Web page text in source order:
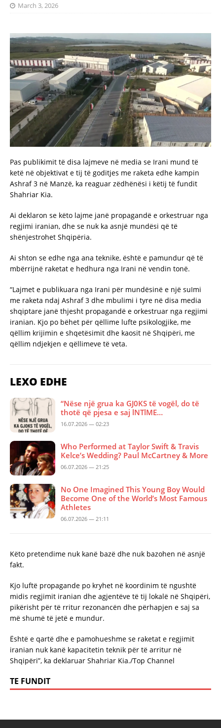
March 3, 2026
Pas publikimit të disa lajmeve në media se Irani mund të
ketë në objektivat e tij të goditjes me raketa edhe kampin
Ashraf 3 në Manzë, ka reaguar zëdhënësi i këtij të fundit
Shahriar Kia.
Ai deklaron se këto lajme janë propagandë e orkestruar nga
regjimi iranian, dhe se nuk ka asnjë mundësi që të
shënjestrohet Shqipëria.
Ai shton se edhe nga ana teknike, është e pamundur që të
mbërrijnë raketat e hedhura nga Irani në vendin tonë.
“Lajmet e publikuara nga Irani për mundësinë e një suImi
me raketa ndaj Ashraf 3 dhe mbulimi i tyre në disa media
shqiptare janë thjesht propagandë e orkestruar nga regjimi
iranian. Kjo po bëhet për qëllime lufte psikologjike, me
qëllim krijimin e shqetësimit dhe kaosit në Shqipëri, me
qëllim ndjekjen e qëllimeve të veta.
LEXO EDHE
“Nëse një grua ka GJ0KS të vogël, do të
thotë që pjesa e saj lNTlME…
16.07.2026 — 02:23
Who Performed at Taylor Swift & Travis
Kelce’s Wedding? Paul McCartney & More
06.07.2026 — 21:25
No One Imagined This Young Boy Would
Become One of the World’s Most Famous
Athletes
06.07.2026 — 21:11
Këto pretendime nuk kanë bazë dhe nuk bazohen në asnjë
fakt.
Kjo luftë propagande po kryhet në koordinim të ngushtë
midis regjimit iranian dhe agjentëve të tij lokalë në Shqipëri,
pikërisht për të rritur rezonancën dhe përhapjen e saj sa
më shumë të jetë e mundur.
Është e qartë dhe e pamohueshme se raketat e regjimit
iranian nuk kanë kapacitetin teknik për të arritur në
Shqipëri”, ka deklaruar Shahriar Kia./Top Channel
TE FUNDIT